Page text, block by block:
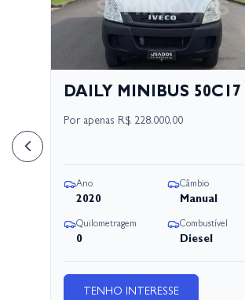
DAILY MINIBUS 50C17
Por apenas R$ 228.000,00
Ano
2020
Câmbio
Manual
Quilometragem
0
Combustível
Diesel
TENHO INTERESSE